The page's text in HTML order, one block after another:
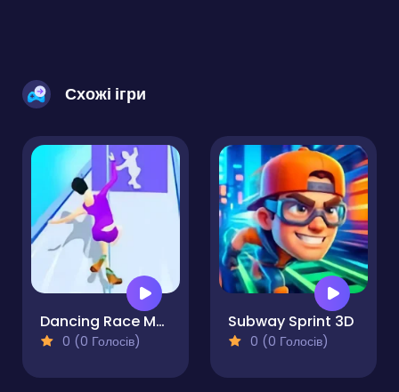
Схожі ігри
Dancing Race Match
0 (0 Голосів)
Subway Sprint 3D
0 (0 Голосів)